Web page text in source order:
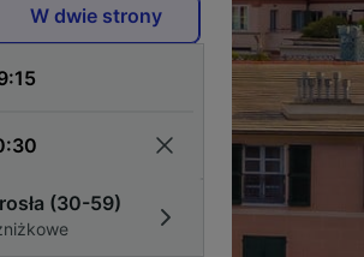
W dwie strony
(30-59)